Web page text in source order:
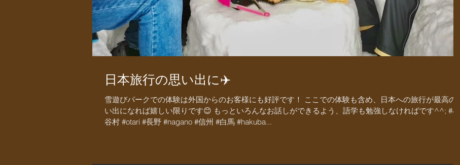
日本旅行の思い出に✈️
雪遊びパークでの体験は外国からのお客様にも好評です！ ここでの体験も含め、日本への旅行が最高の思
い出になれば嬉しい限りです😊 もっといろんなお話しができるよう、語学も勉強しなければです^^;‭ #小
谷村 #otari #長野 #nagano #信州 #白馬 #hakuba...